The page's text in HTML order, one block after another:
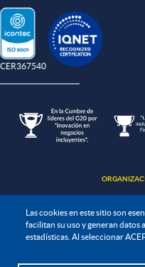
Las cookies en este sitio son
facilitan su uso y generan datos
estadísticas. Al seleccionar
CER367540